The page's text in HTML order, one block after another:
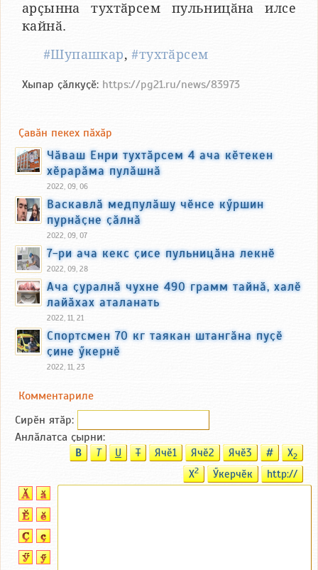
арҫынна тухтӑрсем пульницӑна илсе
кайнӑ.
#Шупашкар,#тухтӑрсем
Хыпар ҫӑлкуҫӗ: https://pg21.ru/news/83973
Ҫавӑн пекех пӑхӑр
Чӑваш Енри тухтӑрсем 4 ача кӗтекен
хӗрарӑма пулӑшнӑ
2022, 09, 06
Васкавлӑ медпулӑшу чӗнсе кӳршин
пурнӑҫне ҫӑлнӑ
2022, 09, 07
7-ри ача кекс ҫисе пульницӑна лекнӗ
2022, 09, 28
Ача ҫуралнӑ чухне 490 грамм тайнӑ, халӗ
лайӑхах аталанать
2022, 11, 21
Спортсмен 70 кг таякан штангӑна пуҫӗ
ҫине ӳкернӗ
2022, 11, 23
Комментариле
Сирӗн ятӑp:
Анлӑлатса ҫырни:
B T U T Ячӗ1 Ячӗ2 Ячӗ3 # X2
X2 Ӳкерчӗк http://